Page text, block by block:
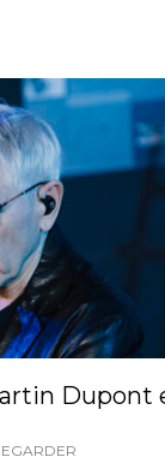
Dupont